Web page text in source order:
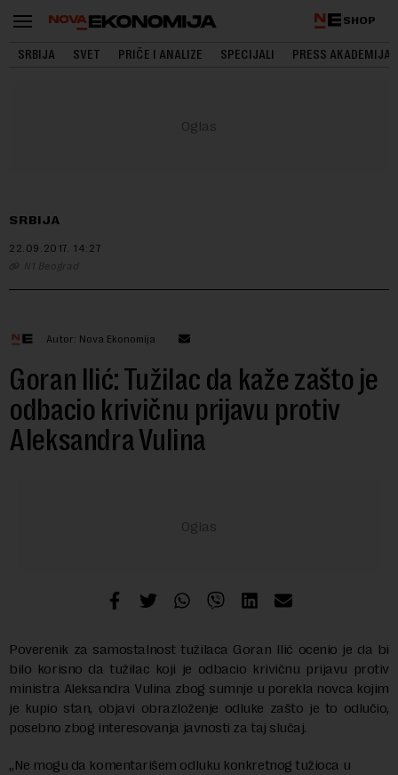
SHOP
SRBIJA SVET PRIČE I ANALIZE SPECIJALI PRESS AKADEMIJA
SRBIJA
22.09.2017. 14:27
N1 Beograd
Autor: Nova Ekonomija
Goran Ilić: Tužilac da kaže zašto je
odbacio krivičnu prijavu protiv
Aleksandra Vulina
Poverenik za samostalnost tužilaca Goran Ilić ocenio je da bi
bilo korisno da tužilac koji je odbacio krivičnu prijavu protiv
ministra Aleksandra Vulina zbog sumnje u porekla novca kojim
je kupio stan, objavi obrazloženje odluke zašto je to odlučio,
posebno zbog interesovanja javnosti za taj slučaj.
„Ne mogu da komentarišem odluku konkretnog tužioca u